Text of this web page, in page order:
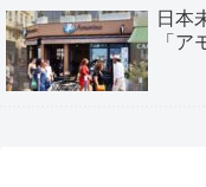
日本
「ア